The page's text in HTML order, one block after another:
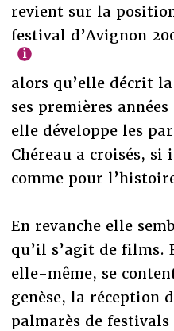
revient sur la
festival d’Avignon
alors qu’elle décrit
ses premières
elle développe les
Chéreau a croisés,
comme pour
En revanche elle
qu’il s’agit de films.
elle-même, se
genèse, la réception
palmarès de festivals